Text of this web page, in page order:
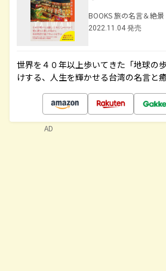
BOOKS 旅の名言＆絶景
2022.11.04 発売
世界を４０年以上歩いてきた「地球の
けする、人生を輝かせる台湾の名言と
AD